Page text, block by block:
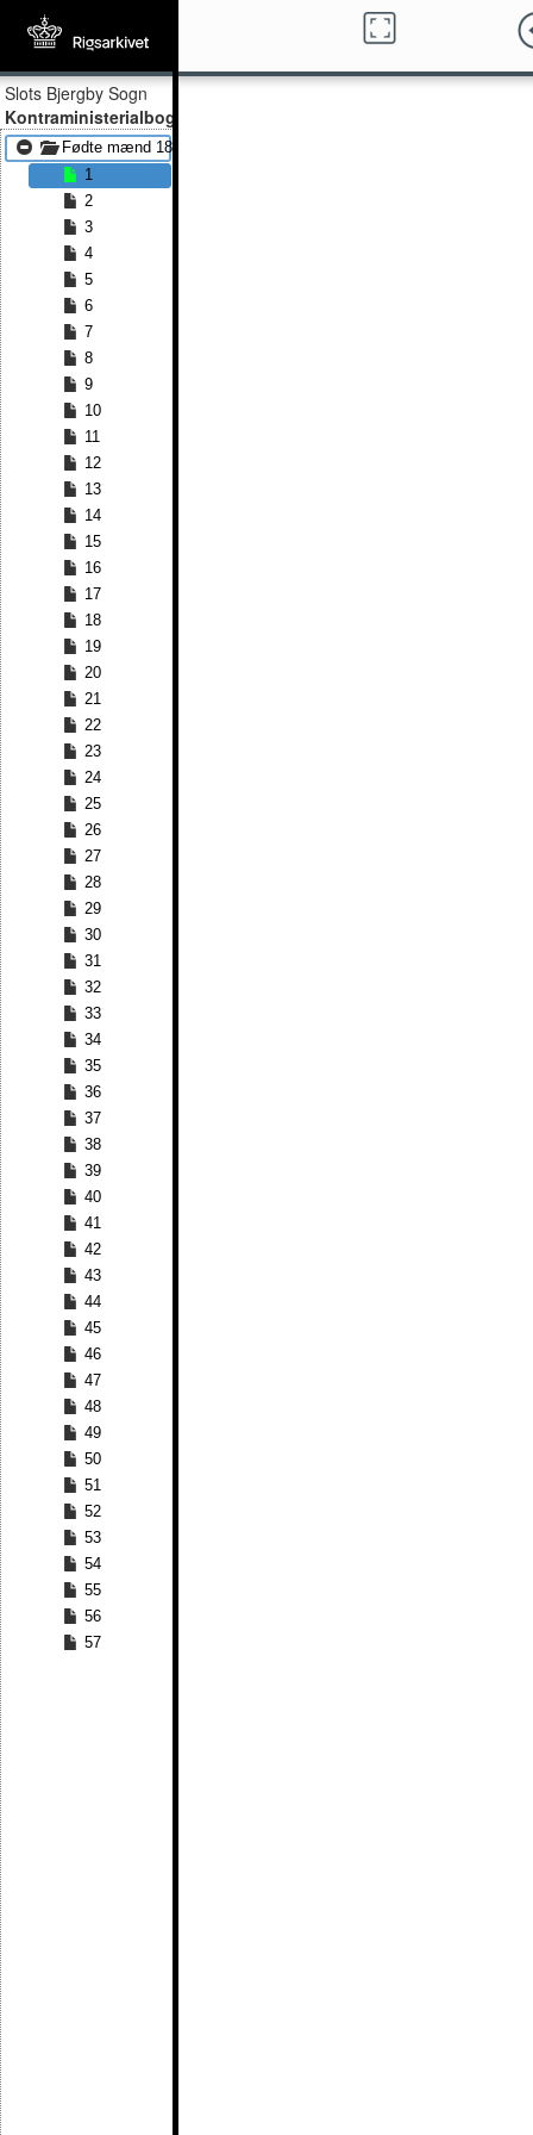
Slots Bjergby Sogn
Kontraministerialbog
Fødte mænd 1814 - Fødte mænd 1827
1
2
3
4
5
6
7
8
9
10
11
12
13
14
15
16
17
18
19
20
21
22
23
24
25
26
27
28
29
30
31
32
33
34
35
36
37
38
39
40
41
42
43
44
45
46
47
48
49
50
51
52
53
54
55
56
57